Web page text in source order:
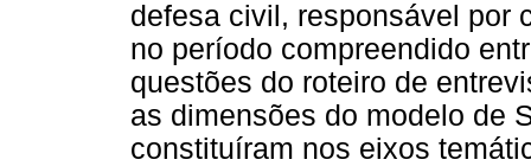
defesa civil, responsável por
no período compreendido
questões do roteiro de
as dimensões do modelo de
constituíram nos eixos